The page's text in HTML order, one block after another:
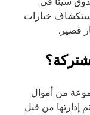
خيارات
قصير.
من أموال
إدارتها من قبل